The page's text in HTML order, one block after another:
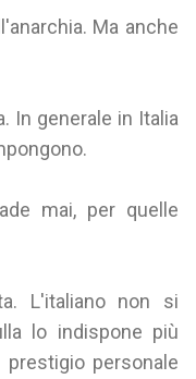
Ma anche
In generale in Italia
mai, per quelle
L'italiano non si
lo indispone più
personale